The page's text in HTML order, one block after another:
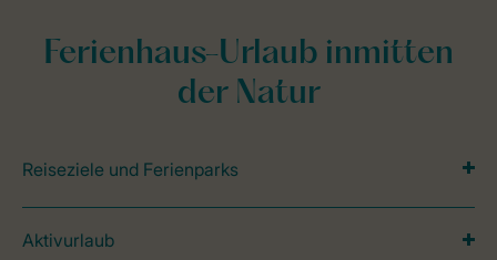
Ferienhaus-Urlaub inmitten
der Natur
Reiseziele und Ferienparks
Aktivurlaub